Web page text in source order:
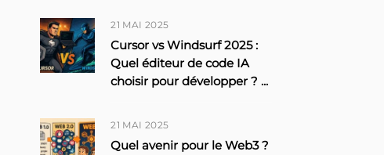
21 MAI 2025
Cursor vs Windsurf 2025 :
Quel éditeur de code IA
choisir pour développer ? ...
21 MAI 2025
Quel avenir pour le Web3 ?